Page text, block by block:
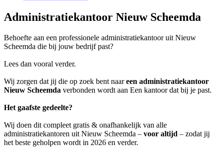
Administratiekantoor Nieuw Scheemda
Behoefte aan een professionele administratiekantoor uit Nieuw
Scheemda die bij jouw bedrijf past?
Lees dan vooral verder.
Wij zorgen dat jij die op zoek bent naareen administratiekantoor
Nieuw Scheemda verbonden wordt aan Een kantoor dat bij je past.
Het gaafste gedeelte?
Wij doen dit compleet gratis & onafhankelijk van alle
administratiekantoren uit Nieuw Scheemda – voor altijd – zodat jij
het beste geholpen wordt in 2026 en verder.